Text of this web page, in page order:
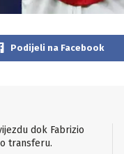
Podijeli na Facebook
dok Fabrizio
transferu.